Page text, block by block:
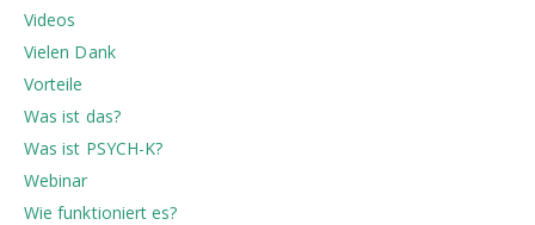
Videos
Vielen Dank
Vorteile
Was ist das?
Was ist PSYCH-K?
Webinar
Wie funktioniert es?